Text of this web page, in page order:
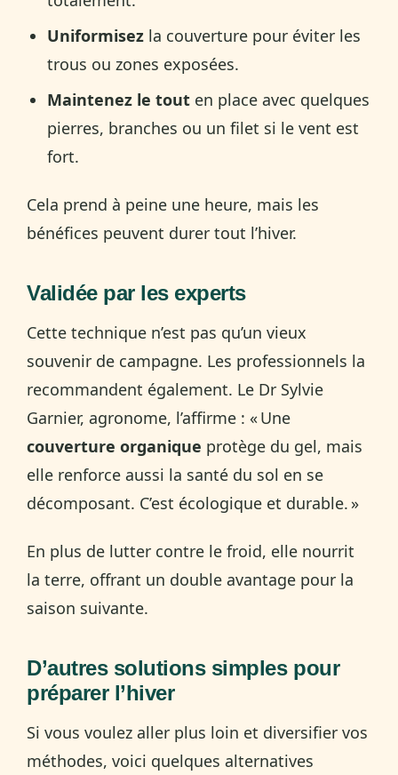
Uniformisez la couverture pour éviter les
trous ou zones exposées.
Maintenez le tout en place avec quelques
pierres, branches ou un filet si le vent est
fort.
Cela prend à peine une heure, mais les
bénéfices peuvent durer tout l’hiver.
Validée par les experts
Cette technique n’est pas qu’un vieux
souvenir de campagne. Les professionnels la
recommandent également. Le Dr Sylvie
Garnier, agronome, l’affirme : « Une
couverture organique protège du gel, mais
elle renforce aussi la santé du sol en se
décomposant. C’est écologique et durable. »
En plus de lutter contre le froid, elle nourrit
la terre, offrant un double avantage pour la
saison suivante.
D’autres solutions simples pour
préparer l’hiver
Si vous voulez aller plus loin et diversifier vos
méthodes, voici quelques alternatives